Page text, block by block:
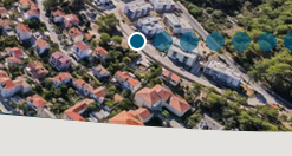
1 2 3 4 5 6